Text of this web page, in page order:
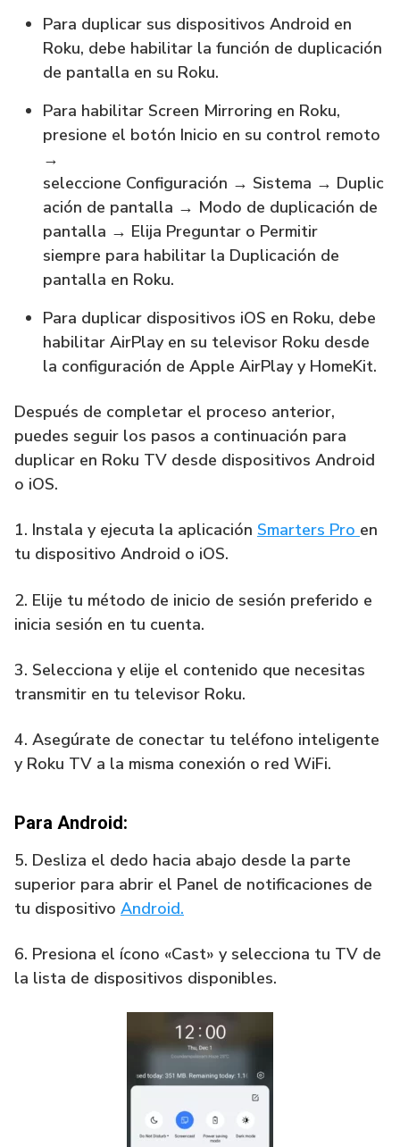
Para duplicar sus dispositivos Android en
Roku, debe habilitar la función de duplicación
de pantalla en su Roku.
Para habilitar Screen Mirroring en Roku,
presione el botón Inicio en su control remoto
→
seleccione Configuración → Sistema → Duplic
ación de pantalla → Modo de duplicación de
pantalla → Elija Preguntar o Permitir
siempre para habilitar la Duplicación de
pantalla en Roku.
Para duplicar dispositivos iOS en Roku, debe
habilitar AirPlay en su televisor Roku desde
la configuración de Apple AirPlay y HomeKit.
Después de completar el proceso anterior,
puedes seguir los pasos a continuación para
duplicar en Roku TV desde dispositivos Android
o iOS.
1. Instala y ejecuta la aplicación Smarters Pro en
tu dispositivo Android o iOS.
2. Elije tu método de inicio de sesión preferido e
inicia sesión en tu cuenta.
3. Selecciona y elije el contenido que necesitas
transmitir en tu televisor Roku.
4. Asegúrate de conectar tu teléfono inteligente
y Roku TV a la misma conexión o red WiFi.
Para Android:
5. Desliza el dedo hacia abajo desde la parte
superior para abrir el Panel de notificaciones de
tu dispositivo Android.
6. Presiona el ícono «Cast» y selecciona tu TV de
la lista de dispositivos disponibles.